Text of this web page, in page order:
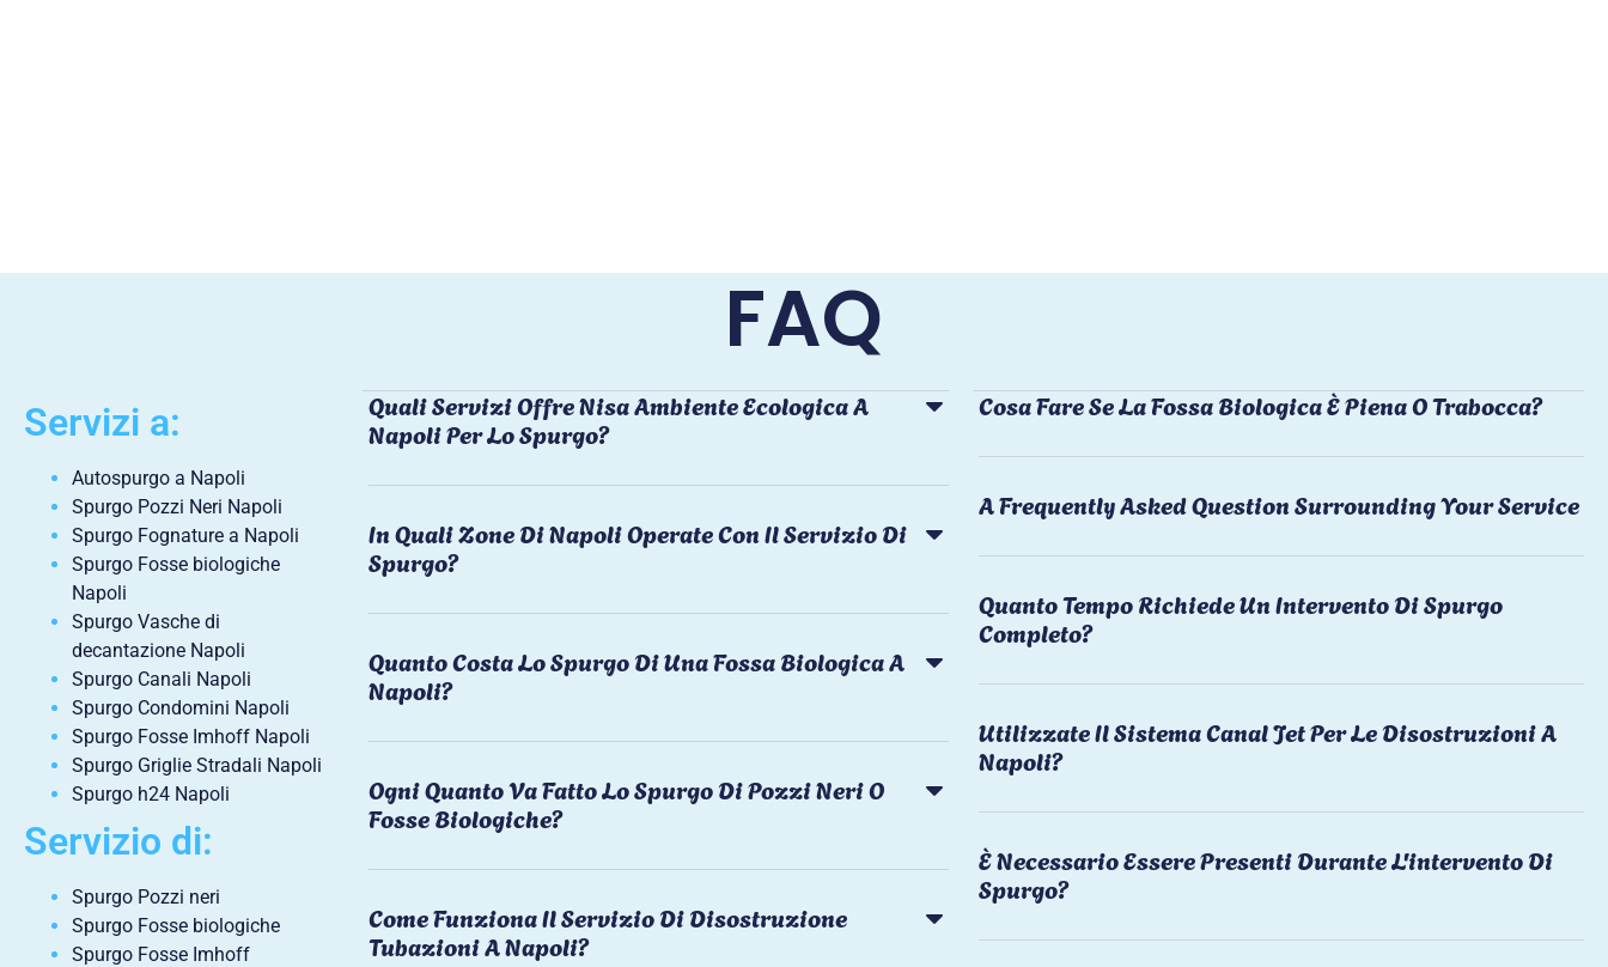
FAQ
Servizi a:
Autospurgo a Napoli
Spurgo Pozzi Neri Napoli
Spurgo Fognature a Napoli
Spurgo Fosse biologiche
Napoli
Spurgo Vasche di
decantazione Napoli
Spurgo Canali Napoli
Spurgo Condomini Napoli
Spurgo Fosse Imhoff Napoli
Spurgo Griglie Stradali Napoli
Spurgo h24 Napoli
Servizio di:
Spurgo Pozzi neri
Spurgo Fosse biologiche
Spurgo Fosse Imhoff
Quali Servizi Offre Nisa Ambiente Ecologica A
Napoli Per Lo Spurgo?
In Quali Zone Di Napoli Operate Con Il Servizio Di
Spurgo?
Quanto Costa Lo Spurgo Di Una Fossa Biologica A
Napoli?
Ogni Quanto Va Fatto Lo Spurgo Di Pozzi Neri O
Fosse Biologiche?
Come Funziona Il Servizio Di Disostruzione
Tubazioni A Napoli?
Cosa Fare Se La Fossa Biologica È Piena O Trabocca?
A Frequently Asked Question Surrounding Your Service
Quanto Tempo Richiede Un Intervento Di Spurgo
Completo?
Utilizzate Il Sistema Canal Jet Per Le Disostruzioni A
Napoli?
È Necessario Essere Presenti Durante L'intervento Di
Spurgo?